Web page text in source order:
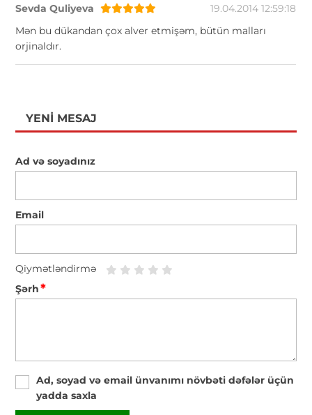
Sevda Quliyeva
19.04.2014 12:59:18
Mən bu dükandan çox alver etmişəm, bütün malları
orjinaldır.
YENI MESAJ
Ad və soyadınız
Email
Qiymətləndirmə
Şərh*
Ad, soyad və email ünvanımı növbəti dəfələr üçün
yadda saxla